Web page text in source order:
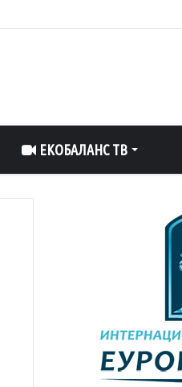
ЕКОБАЛАНС ТВ